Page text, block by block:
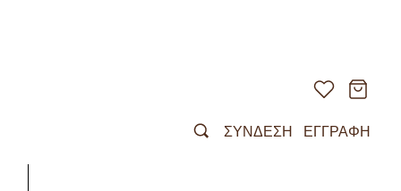
ΣΥΝΔΕΣΗ ΕΓΓΡΑΦΗ